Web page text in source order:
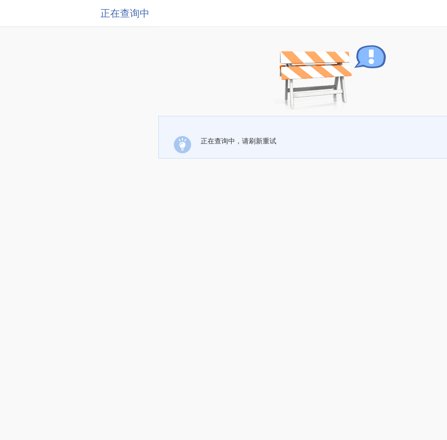
正在查询中
正在查询中，请刷新重试